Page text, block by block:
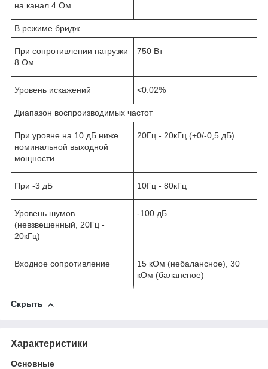
на канал 4 Ом
В режиме бридж
При сопротивлении нагрузки
8 Ом
750 Вт
Уровень искажений <0.02%
Диапазон воспроизводимых частот
При уровне на 10 дБ ниже
номинальной выходной
мощности
20Гц - 20кГц (+0/-0,5 дБ)
При -3 дБ 10Гц - 80кГц
Уровень шумов
(невзвешенный, 20Гц -
20кГц)
-100 дБ
Входное сопротивление
15 кОм (небалансное), 30
кОм (балансное)
Скрыть
Характеристики
Основные